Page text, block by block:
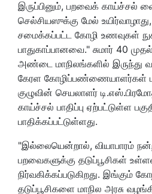
இருப்பினும், பறவைக் காய்ச்சல்
செல்சியஸுக்கு மேல்
சமைக்கப்பட்ட கோழி உணவுகள்
பாதுகாப்பானவை." சுமார் 40
அண்டை மாநிலங்களில் இருந்து
கேரள கோழிப்பண்ணையாளர்கள்
குழுவின் செயலாளர்
காய்ச்சல் பாதிப்பு ஏற்பட்டுள்ள
பாதிக்கப்பட்டுள்ளது.
"இல்லையென்றால், வியாபாரம்
பறவைகளுக்கு தடுப்பூசிகள்
நிர்வகிக்கப்படுகிறது. இங்கும்
தடுப்பூசிகளை மாநில அரசு